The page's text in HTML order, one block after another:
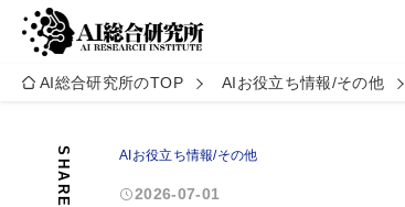
AI総合研究所のTOP AIお役立ち情報/その他
SHARE AIお役立ち情報/その他
2026-07-01